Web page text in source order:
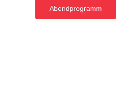
Abendprogramm